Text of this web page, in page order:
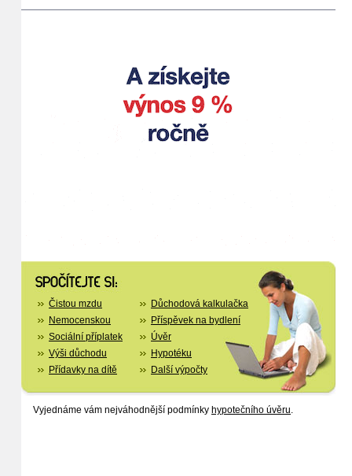
Čistou mzdu
Nemocenskou
Sociální příplatek
Výši důchodu
Přídavky na dítě
Důchodová kalkulačka
Příspěvek na bydlení
Úvěr
Hypotéku
Další výpočty
Vyjednáme vám nejváhodnější podmínky hypotečního úvěru.